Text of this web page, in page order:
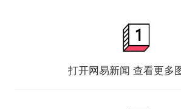
打开网易新闻 查看更多